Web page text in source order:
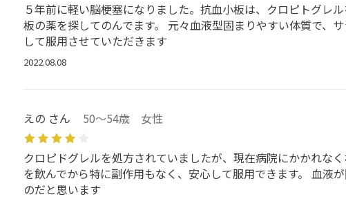
５年前に軽い脳梗塞になりました。抗血小板は、クロピトグレ
板の薬を探してのんでます。 元々血液型固まりやすい体質で、
して服用させていただきます
2022.08.08
えの さん 50～54歳 女性
クロピドグレルを処方されていましたが、現在病院にかかれな
を飲んでから特に副作用もなく、安心して服用できます。 血液
のだと思います